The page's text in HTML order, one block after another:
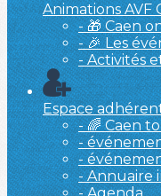
Animations AVF
- 🎁 Caen
- 🎉 Les
- Activités
Espace
- 🌈 Caen
-
-
- Annuaire